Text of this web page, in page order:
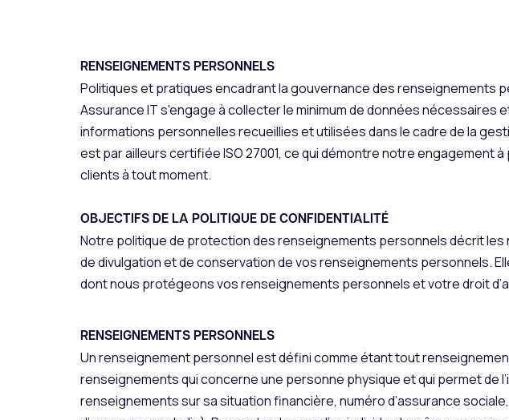
RENSEIGNEMENTS PERSONNELS
Politiques et pratiques encadrant la gouvernance des renseignements
Assurance IT s'engage à collecter le minimum de données nécessaires
informations personnelles recueillies et utilisées dans le cadre de la
est par ailleurs certifiée ISO 27001, ce qui démontre notre engagement
clients à tout moment.
OBJECTIFS DE LA POLITIQUE DE CONFIDENTIALITÉ
Notre politique de protection des renseignements personnels décrit les
de divulgation et de conservation de vos renseignements personnels.
dont nous protégeons vos renseignements personnels et votre droit
RENSEIGNEMENTS PERSONNELS
Un renseignement personnel est défini comme étant tout
renseignements qui concerne une personne physique et qui permet de
renseignements sur sa situation financière, numéro d’assurance